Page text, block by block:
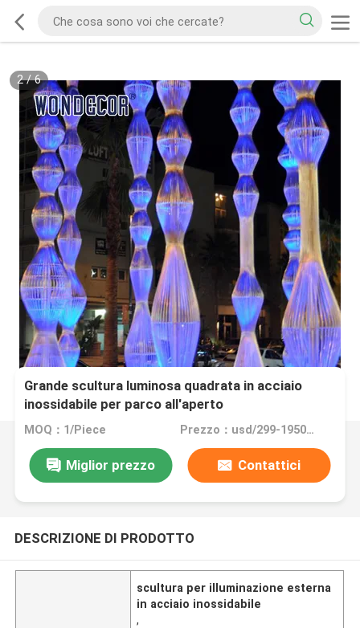
2/6
Grande scultura luminosa quadrata in acciaio
inossidabile per parco all'aperto
MOQ：1/Piece Prezzo：usd/299-19500/Piece
Miglior prezzo Contattici
DESCRIZIONE DI PRODOTTO
scultura per illuminazione esterna
in acciaio inossidabile
,